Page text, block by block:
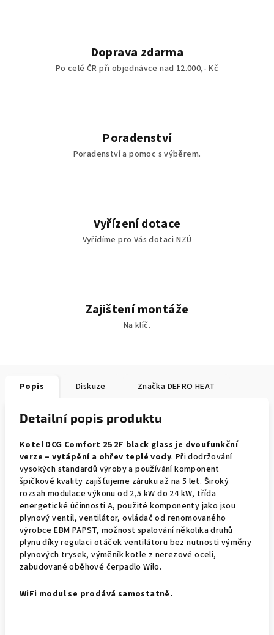
Doprava zdarma
Po celé ČR při objednávce nad 12.000,- Kč
Poradenství
Poradenství a pomoc s výběrem.
Vyřízení dotace
Vyřídíme pro Vás dotaci NZÚ
Zajištení montáže
Na klíč.
Popis Diskuze Značka DEFRO HEAT
Detailní popis produktu
Kotel DCG Comfort 25 2F black glass je dvoufunkční
verze – vytápění a ohřev teplé vody. Při dodržování
vysokých standardů výroby a používání komponent
špičkové kvality zajišťujeme záruku až na 5 let. Široký
rozsah modulace výkonu od 2,5 kW do 24 kW, třída
energetické účinnosti A, použité komponenty jako jsou
plynový ventil, ventilátor, ovládač od renomovaného
výrobce EBM PAPST, možnost spalování několika druhů
plynu díky regulaci otáček ventilátoru bez nutnosti výměny
plynových trysek, výměník kotle z nerezové oceli,
zabudované oběhové čerpadlo Wilo.
WiFi modul se prodává samostatně.